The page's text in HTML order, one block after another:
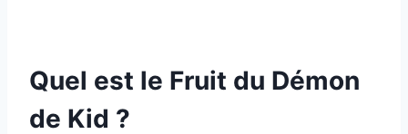
Quel est le Fruit du Démon
de Kid ?